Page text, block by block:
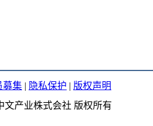
募集 | 隐私保护 | 版权声明
文产业株式会社 版权所有